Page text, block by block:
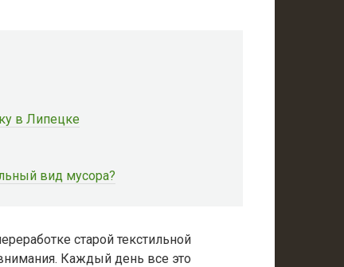
в Липецке
вид мусора?
старой текстильной
Каждый день все это